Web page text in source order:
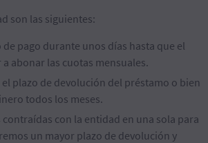
son las siguientes:
pago durante unos días hasta que el
abonar las cuotas mensuales.
plazo de devolución del préstamo o bien
todos los meses.
con la entidad en una sola para
un mayor plazo de devolución y